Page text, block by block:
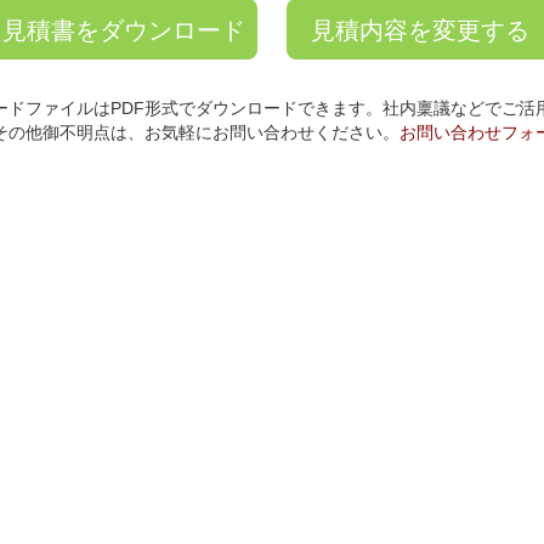
ファイルはPDF形式でダウンロードできます。社内稟議などでご活
他御不明点は、お気軽にお問い合わせください。 お問い合わせフォ